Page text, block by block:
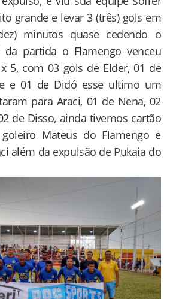
grande e levar 3 (três) gols em
minutos quase cedendo o
partida o Flamengo venceu
5, com 03 gols de Elder, 01 de
e 01 de Didó esse ultimo um
para Araci, 01 de Nena, 02
de Disso, ainda tivemos cartão
Mateus do Flamengo e
além da expulsão de Pukaia do